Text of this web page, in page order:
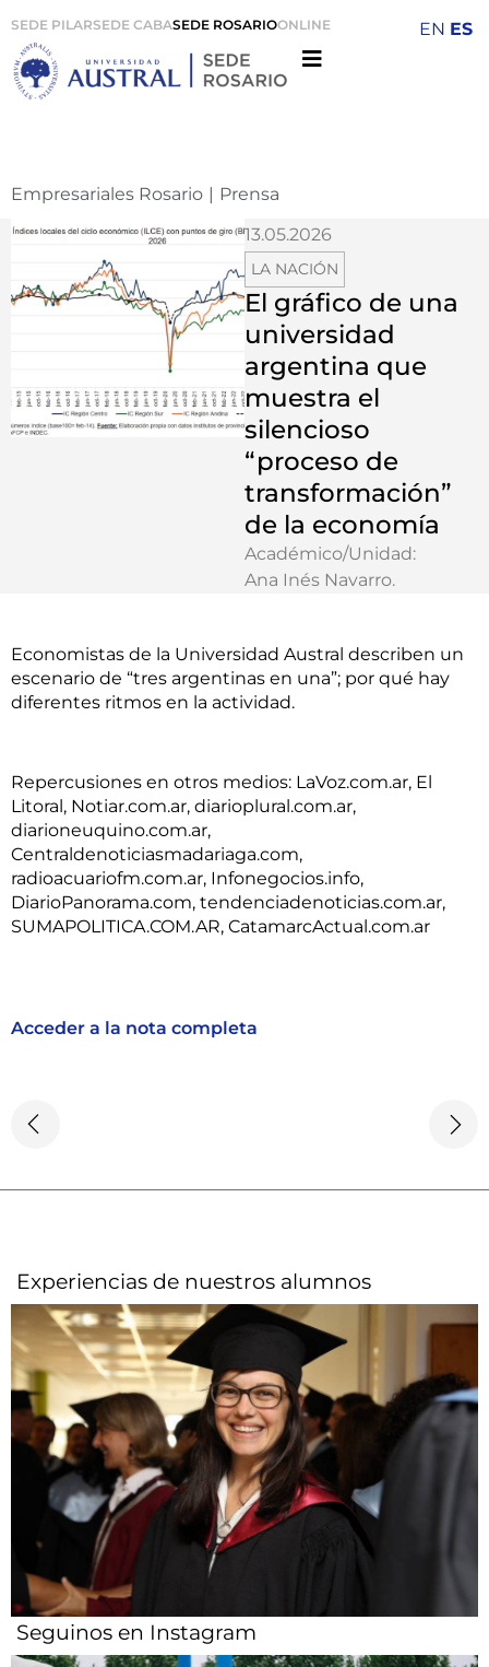
SEDE PILARSEDE CABASEDE ROSARIOONLINE
Empresariales Rosario | Prensa
13.05.2026
LA NACIÓN
El gráfico de una
universidad
argentina que
muestra el
silencioso
“proceso de
transformación”
de la economía
Académico/Unidad:
Ana Inés Navarro.
Economistas de la Universidad Austral describen un
escenario de “tres argentinas en una”; por qué hay
diferentes ritmos en la actividad.
Repercusiones en otros medios: LaVoz.com.ar, El
Litoral, Notiar.com.ar, diarioplural.com.ar,
diarioneuquino.com.ar,
Centraldenoticiasmadariaga.com,
radioacuariofm.com.ar, Infonegocios.info,
DiarioPanorama.com, tendenciadenoticias.com.ar,
SUMAPOLITICA.COM.AR, CatamarcActual.com.ar
Acceder a la nota completa
Experiencias de nuestros alumnos​
Seguinos en Instagram
EN ES